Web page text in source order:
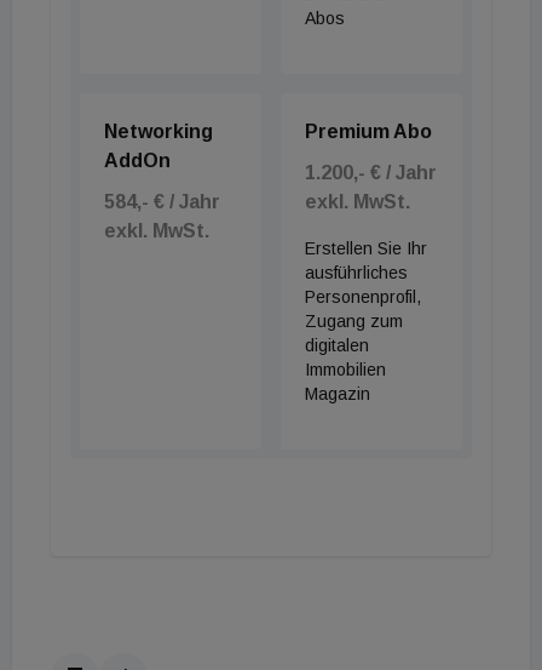
Abos
Networking
AddOn
584,- € / Jahr
exkl. MwSt.
Premium Abo
1.200,- € / Jahr
exkl. MwSt.
Erstellen Sie Ihr
ausführliches
Personenprofil,
Zugang zum
digitalen
Immobilien
Magazin